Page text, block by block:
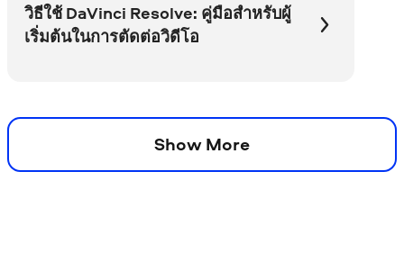
วิธีใช้ DaVinci Resolve: คู่มือสำหรับผู้
เริ่มต้นในการตัดต่อวิดีโอ
Show More